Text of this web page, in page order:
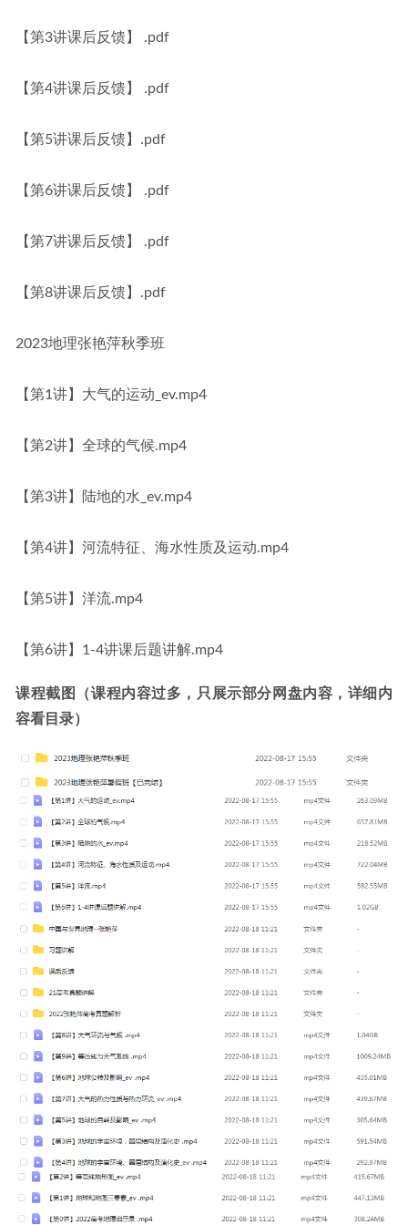
【第3讲课后反馈】 .pdf
【第4讲课后反馈】 .pdf
【第5讲课后反馈】.pdf
【第6讲课后反馈】 .pdf
【第7讲课后反馈】 .pdf
【第8讲课后反馈】.pdf
2023地理张艳萍秋季班
【第1讲】大气的运动_ev.mp4
【第2讲】全球的气候.mp4
【第3讲】陆地的水_ev.mp4
【第4讲】河流特征、海水性质及运动.mp4
【第5讲】洋流.mp4
【第6讲】1-4讲课后题讲解.mp4
课程截图（课程内容过多，只展示部分网盘内容，详细内
容看目录）